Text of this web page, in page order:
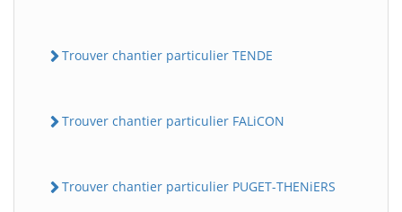
Trouver chantier particulier TENDE
Trouver chantier particulier FALiCON
Trouver chantier particulier PUGET-THENiERS